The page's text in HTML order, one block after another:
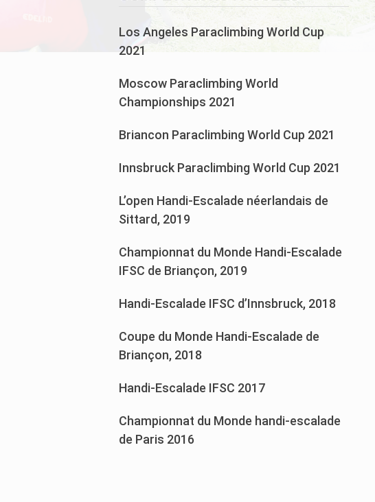
Los Angeles Paraclimbing World Cup
2021
Moscow Paraclimbing World
Championships 2021
Briancon Paraclimbing World Cup 2021
Innsbruck Paraclimbing World Cup 2021
L’open Handi-Escalade néerlandais de
Sittard, 2019
Championnat du Monde Handi-Escalade
IFSC de Briançon, 2019
Handi-Escalade IFSC d’Innsbruck, 2018
Coupe du Monde Handi-Escalade de
Briançon, 2018
Handi-Escalade IFSC 2017
Championnat du Monde handi-escalade
de Paris 2016